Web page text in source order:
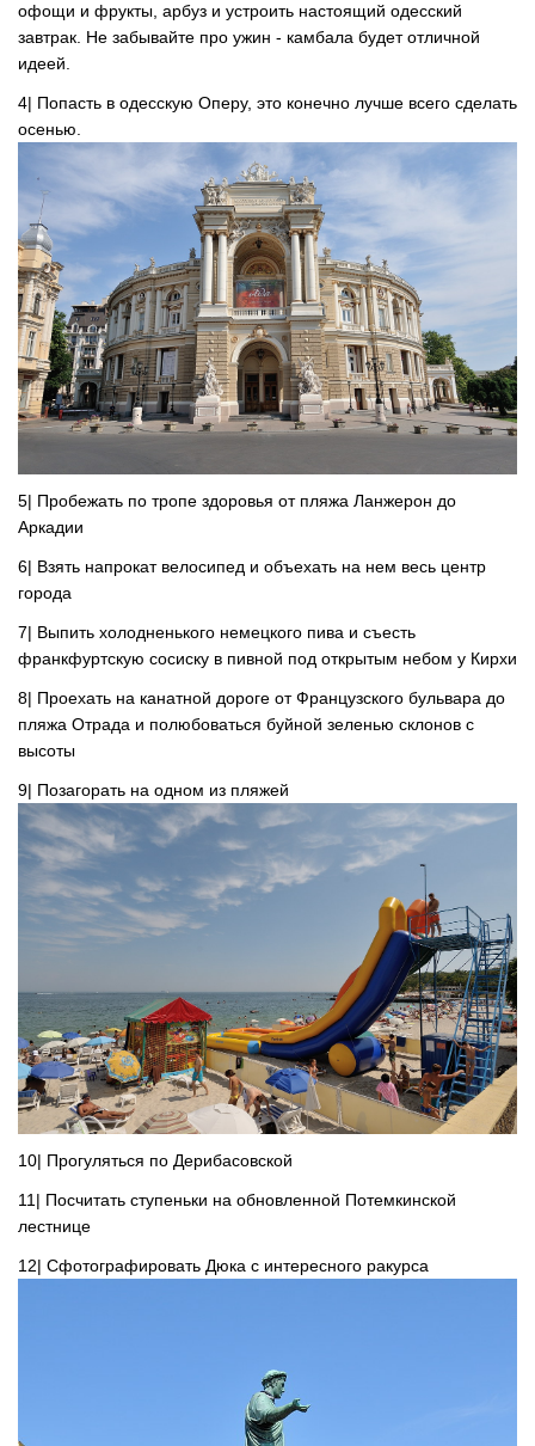
офощи и фрукты, арбуз и устроить настоящий одесский
завтрак. Не забывайте про ужин - камбала будет отличной
идеей.
4| Попасть в одесскую Оперу, это конечно лучше всего сделать
осенью.
5| Пробежать по тропе здоровья от пляжа Ланжерон до
Аркадии
6| Взять напрокат велосипед и объехать на нем весь центр
города
7| Выпить холодненького немецкого пива и съесть
франкфуртскую сосиску в пивной под открытым небом у Кирхи
8| Проехать на канатной дороге от Французского бульвара до
пляжа Отрада и полюбоваться буйной зеленью склонов с
высоты
9| Позагорать на одном из пляжей
10| Прогуляться по Дерибасовской
11| Посчитать ступеньки на обновленной Потемкинской
лестнице
12| Сфотографировать Дюка с интересного ракурса